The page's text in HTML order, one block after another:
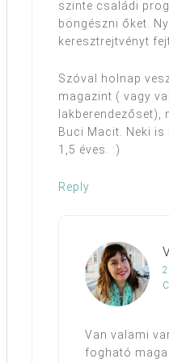
szinte családi
böngészni őket.
keresztrejtvényt
Szóval holnap
magazint ( vagy
lakberendezőset),
Buci Macit. Neki
1,5 éves. :)
Reply
Van valami
fogható